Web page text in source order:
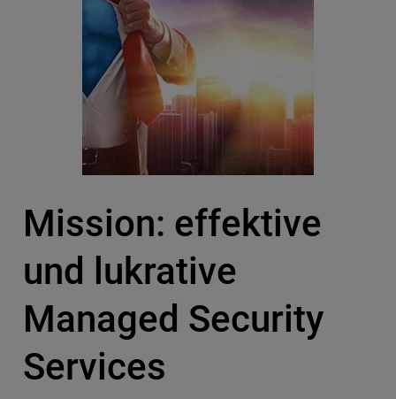
Mission: effektive
und lukrative
Managed Security
Services